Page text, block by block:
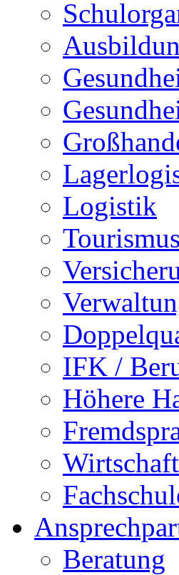
Logistik
Tourismus
IFK /
Höhere
Beratung